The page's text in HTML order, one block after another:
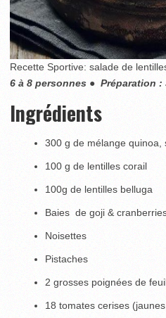
Recette Sportive: salade de
6 à 8 personnes ● Préparation :
Ingrédients
300 g de mélange quinoa,
100 g de lentilles corail
100g de lentilles belluga
Baies de goji &
Noisettes
Pistaches
2 grosses poignées de
18 tomates cerises